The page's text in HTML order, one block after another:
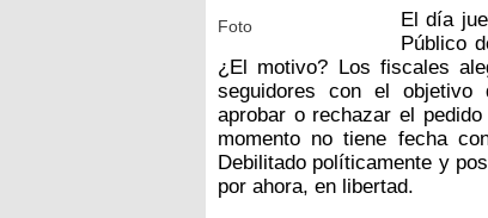
Foto
El día
Público
¿El motivo? Los fiscales
seguidores con el objetivo
aprobar o rechazar el
momento no tiene fecha
Debilitado políticamente y
por ahora, en libertad.